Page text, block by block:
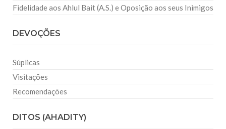
Fidelidade aos Ahlul Bait (A.S.) e Oposição aos seus Inimigos
DEVOÇÕES
Súplicas
Visitações
Recomendações
DITOS (AHADITY)